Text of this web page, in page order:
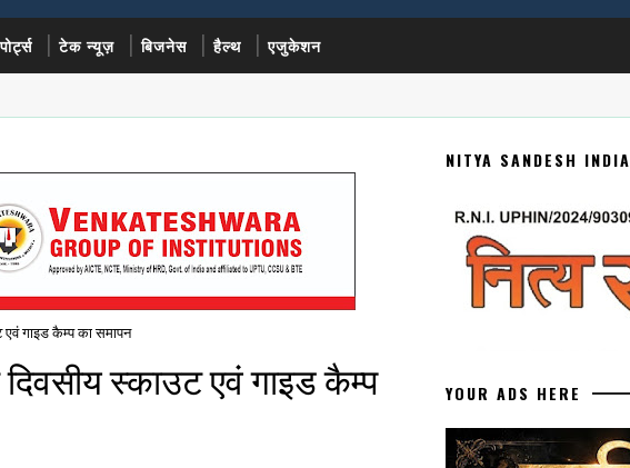
टेक न्यूज़ बिजनेस हैल्थ एजुकेशन
गाइड कैम्प का समापन
स्काउट एवं गाइड कैम्प
NITYA SANDESH INDIA
YOUR ADS HERE